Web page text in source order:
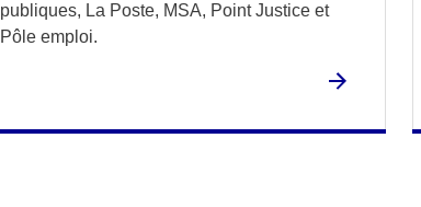
publiques, La Poste, MSA, Point Justice et
Pôle emploi.